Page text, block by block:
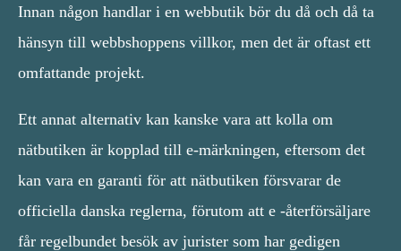
Innan någon handlar i en webbutik bör du då och då ta
hänsyn till webbshoppens villkor, men det är oftast ett
omfattande projekt.
Ett annat alternativ kan kanske vara att kolla om
nätbutiken är kopplad till e-märkningen, eftersom det
kan vara en garanti för att nätbutiken försvarar de
officiella danska reglerna, förutom att e -återförsäljare
får regelbundet besök av jurister som har gedigen